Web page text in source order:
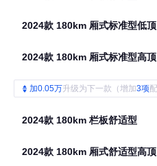
2024款 180km 厢式标准型低顶
2024款 180km 厢式标准型高顶
加0.05万升级为下一款（增加3项
2024款 180km 栏板舒适型
2024款 180km 厢式舒适型高顶